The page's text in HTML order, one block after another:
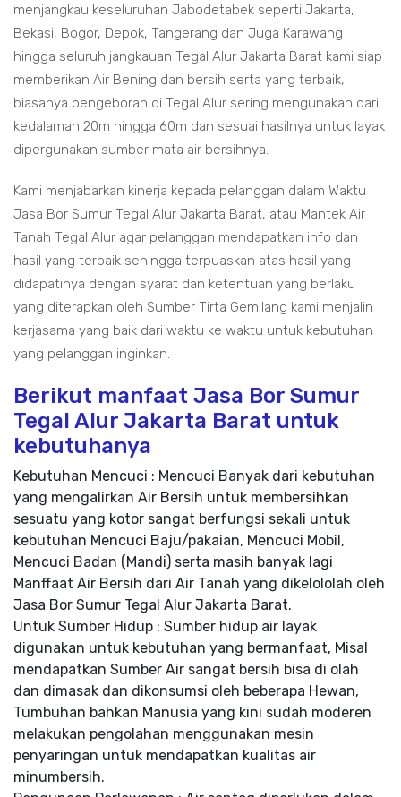
menjangkau keseluruhan Jabodetabek seperti Jakarta,
Bekasi, Bogor, Depok, Tangerang dan Juga Karawang
hingga seluruh jangkauan Tegal Alur Jakarta Barat kami siap
memberikan Air Bening dan bersih serta yang terbaik,
biasanya pengeboran di Tegal Alur sering mengunakan dari
kedalaman 20m hingga 60m dan sesuai hasilnya untuk layak
dipergunakan sumber mata air bersihnya.
Kami menjabarkan kinerja kepada pelanggan dalam Waktu
Jasa Bor Sumur Tegal Alur Jakarta Barat, atau Mantek Air
Tanah Tegal Alur agar pelanggan mendapatkan info dan
hasil yang terbaik sehingga terpuaskan atas hasil yang
didapatinya dengan syarat dan ketentuan yang berlaku
yang diterapkan oleh Sumber Tirta Gemilang kami menjalin
kerjasama yang baik dari waktu ke waktu untuk kebutuhan
yang pelanggan inginkan.
Berikut manfaat Jasa Bor Sumur
Tegal Alur Jakarta Barat untuk
kebutuhanya
Kebutuhan Mencuci : Mencuci Banyak dari kebutuhan
yang mengalirkan Air Bersih untuk membersihkan
sesuatu yang kotor sangat berfungsi sekali untuk
kebutuhan Mencuci Baju/pakaian, Mencuci Mobil,
Mencuci Badan (Mandi) serta masih banyak lagi
Manffaat Air Bersih dari Air Tanah yang dikelololah oleh
Jasa Bor Sumur Tegal Alur Jakarta Barat.
Untuk Sumber Hidup : Sumber hidup air layak
digunakan untuk kebutuhan yang bermanfaat, Misal
mendapatkan Sumber Air sangat bersih bisa di olah
dan dimasak dan dikonsumsi oleh beberapa Hewan,
Tumbuhan bahkan Manusia yang kini sudah moderen
melakukan pengolahan menggunakan mesin
penyaringan untuk mendapatkan kualitas air
minumbersih.